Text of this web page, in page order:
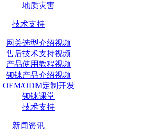
地质灾害
技术支持
网关选型介绍视频
售后技术支持视频
产品使用教程视频
钡铼产品介绍视频
OEM/ODM定制开发
钡铼课堂
技术支持
新闻资讯